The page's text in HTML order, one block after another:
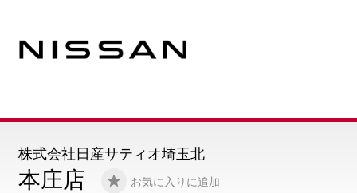
本庄店 お気に入りに追加
株式会社日産サティオ埼玉北